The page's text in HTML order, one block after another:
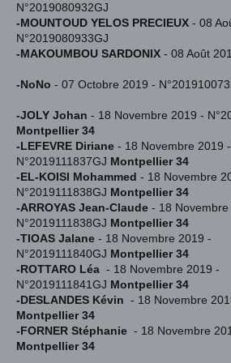
N°2019080932GJ
-MOUNTOUD YELOS PRECIEUX - 08
N°2019080933GJ
-MAKOUMBOU SARDONIX - 08 Août
-NoNo - 07 Octobre 2019 -
-JOLY Johan - 18 Novembre 2019 -
Montpellier 34
-LEFEVRE Diriane - 18 Novembre 2019 -
N°2019111837GJ Montpellier 34
-EL-KOISI Mohammed - 18 Novembre
N°2019111838GJ Montpellier 34
-ARROYAS Jean-Claude - 18 Novembre
N°2019111838GJ Montpellier 34
-TIOAS Jalane - 18 Novembre 2019 -
N°2019111840GJ Montpellier 34
-ROTTARO Léa - 18 Novembre 2019 -
N°2019111841GJ Montpellier 34
-DESLANDES Kévin - 18 Novembre
Montpellier 34
-FORNER Stéphanie - 18 Novembre
Montpellier 34